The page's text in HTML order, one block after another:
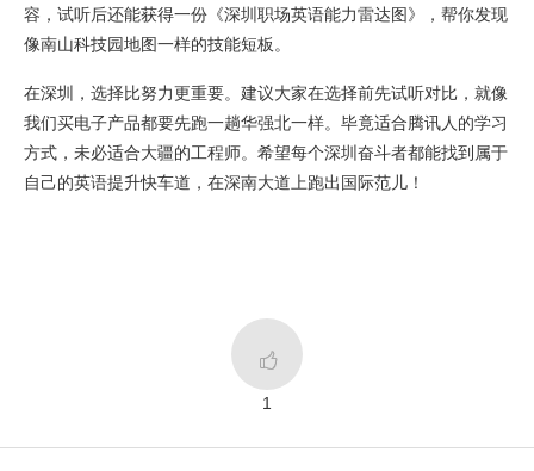
容，试听后还能获得一份《深圳职场英语能力雷达图》，帮你发现
像南山科技园地图一样的技能短板。
在深圳，选择比努力更重要。建议大家在选择前先试听对比，就像
我们买电子产品都要先跑一趟华强北一样。毕竟适合腾讯人的学习
方式，未必适合大疆的工程师。希望每个深圳奋斗者都能找到属于
自己的英语提升快车道，在深南大道上跑出国际范儿！

1